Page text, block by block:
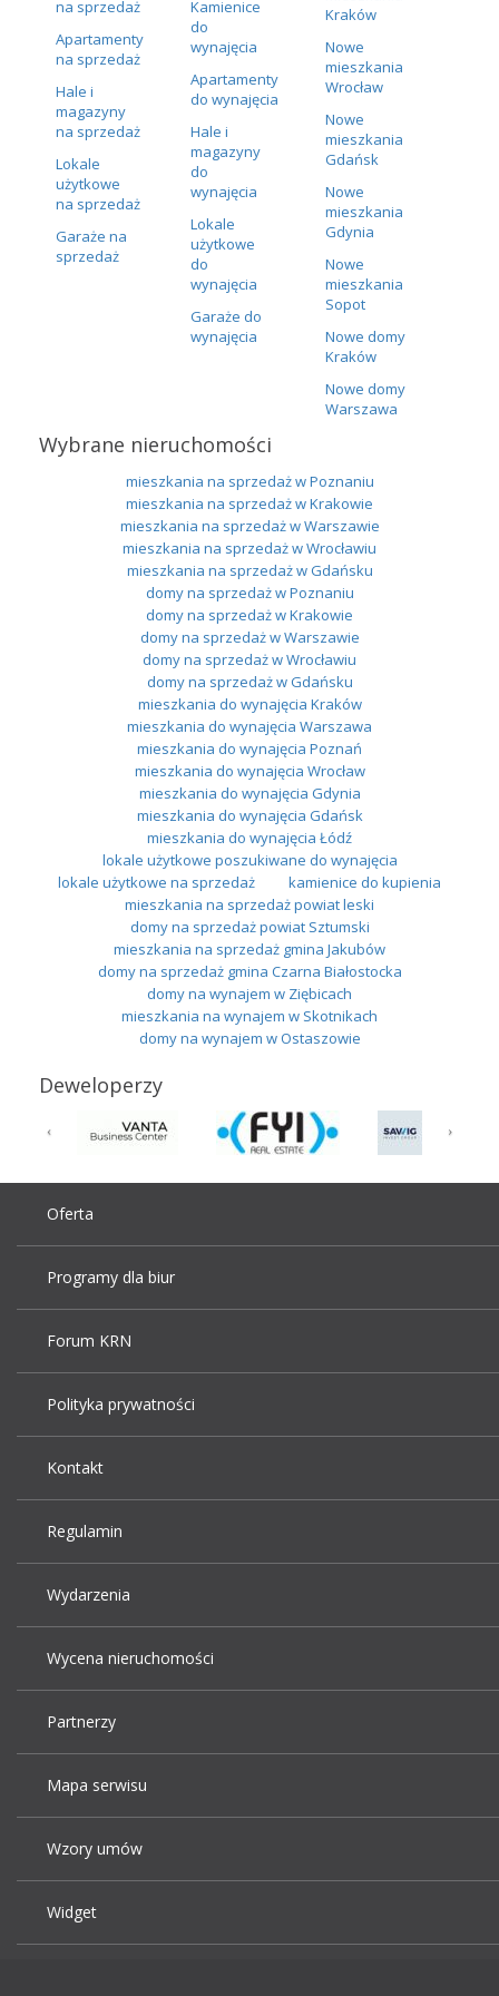
na sprzedaż
Apartamenty
na sprzedaż
Hale i
magazyny
na sprzedaż
Lokale
użytkowe
na sprzedaż
Garaże na
sprzedaż
Kamienice
do
wynajęcia
Apartamenty
do wynajęcia
Hale i
magazyny
do
wynajęcia
Lokale
użytkowe
do
wynajęcia
Garaże do
wynajęcia
Kraków
Nowe
mieszkania
Wrocław
Nowe
mieszkania
Gdańsk
Nowe
mieszkania
Gdynia
Nowe
mieszkania
Sopot
Nowe domy
Kraków
Nowe domy
Warszawa
Wybrane nieruchomości
mieszkania na sprzedaż w Poznaniu
mieszkania na sprzedaż w Krakowie
mieszkania na sprzedaż w Warszawie
mieszkania na sprzedaż w Wrocławiu
mieszkania na sprzedaż w Gdańsku
domy na sprzedaż w Poznaniu
domy na sprzedaż w Krakowie
domy na sprzedaż w Warszawie
domy na sprzedaż w Wrocławiu
domy na sprzedaż w Gdańsku
mieszkania do wynajęcia Kraków
mieszkania do wynajęcia Warszawa
mieszkania do wynajęcia Poznań
mieszkania do wynajęcia Wrocław
mieszkania do wynajęcia Gdynia
mieszkania do wynajęcia Gdańsk
mieszkania do wynajęcia Łódź
lokale użytkowe poszukiwane do wynajęcia
lokale użytkowe na sprzedaż
kamienice do kupienia
mieszkania na sprzedaż powiat leski
domy na sprzedaż powiat Sztumski
mieszkania na sprzedaż gmina Jakubów
domy na sprzedaż gmina Czarna Białostocka
domy na wynajem w Ziębicach
mieszkania na wynajem w Skotnikach
domy na wynajem w Ostaszowie
Deweloperzy
Oferta
Programy dla biur
Forum KRN
Polityka prywatności
Kontakt
Regulamin
Wydarzenia
Wycena nieruchomości
Partnerzy
Mapa serwisu
Wzory umów
Widget